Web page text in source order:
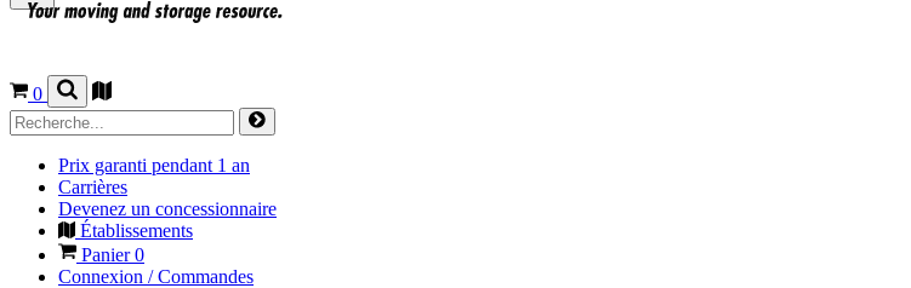
0
Prix garanti pendant 1 an
Carrières
Devenez un concessionnaire
Établissements
Panier0
Connexion / Commandes